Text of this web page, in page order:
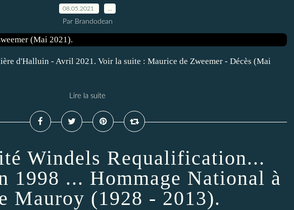
08.05.2021
Par Brandodean
d'Halluin - Avril 2021. Voir la suite : Maurice de Zweemer - Décès (Mai
Lire la suite
Windels Requalification...
1998 ... Hommage National à
Mauroy (1928 - 2013).